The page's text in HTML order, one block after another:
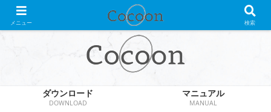
WordPress無料テーマ
ダウンロード
DOWNLOAD
マニュアル
MANUAL
メニュー 検索